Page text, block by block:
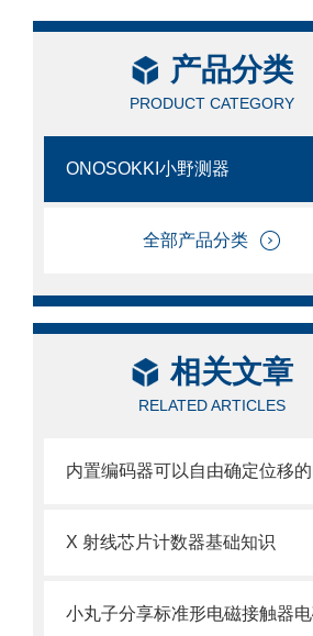
产品分类
PRODUCT CATEGORY
ONOSOKKI小野测器
全部产品分类
相关文章
RELATED ARTICLES
X 射线芯片计数器基础知识